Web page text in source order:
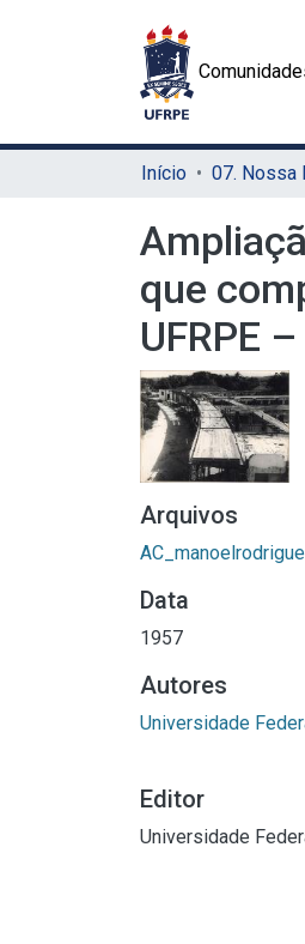
Início 07. Nossa
que
UFRPE
Arquivos
Data
1957
Autores
Universidade
Editor
Universidade